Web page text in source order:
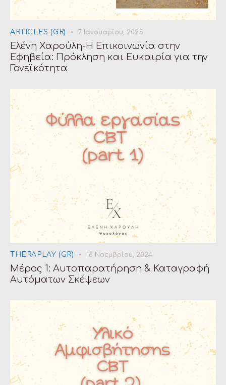
ARTICLES (GR) 7 Ιανουαρίου, 2025
Ελένη Χαρούλη-Η Επικοινωνία στην
Εφηβεία: Πρόκληση και Ευκαιρία για την
Γονεϊκότητα
THERAPLAY (GR) 18 Νοεμβρίου, 2024
Μέρος 1: Αυτοπαρατήρηση & Καταγραφή
Αυτόματων Σκέψεων